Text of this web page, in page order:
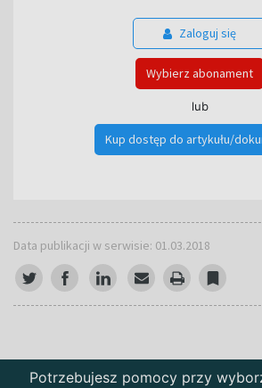
Zaloguj się
Wybierz abonament
lub
Kup dostęp do artykułu/
Data publikacji w serwisie: 01.03.2018
Potrzebujesz pomocy przy